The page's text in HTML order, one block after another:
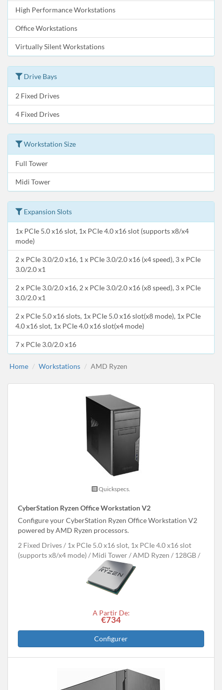
High Performance Workstations
Office Workstations
Virtually Silent Workstations
Drive Bays
2 Fixed Drives
4 Fixed Drives
Workstation Size
Full Tower
Midi Tower
Expansion Slots
1x PCIe 5.0 x16 slot, 1x PCIe 4.0 x16 slot (supports x8/x4
mode)
2 x PCIe 3.0/2.0 x16, 1 x PCIe 3.0/2.0 x16 (x4 speed), 3 x PCIe
3.0/2.0 x1
2 x PCIe 3.0/2.0 x16, 2 x PCIe 3.0/2.0 x16 (x8 speed), 3 x PCIe
3.0/2.0 x1
2 x PCIe 5.0 x16 slots, 1x PCIe 5.0 x16 slot(x8 mode), 1x PCIe
4.0 x16 slot, 1x PCIe 4.0 x16 slot(x4 mode)
7 x PCIe 3.0/2.0 x16
Home Workstations AMD Ryzen
Quickspecs.
CyberStation Ryzen Office Workstation V2
Configure your CyberStation Ryzen Office Workstation V2
powered by AMD Ryzen processors.
2 Fixed Drives
1x PCIe 5.0 x16 slot, 1x PCIe 4.0 x16 slot
(supports x8/x4 mode)
Midi Tower AMD Ryzen 128GB
A Partir De:
€734
Configurer